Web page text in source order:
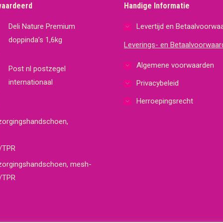
Deli Nature Premium
doppinda’s 1,6kg
Post nl postzegel
internationaal
mesh-
Handige Informatie
Levertijd en
Leverings- en
Algemene voorwaarden
Privacybeleid
Herroepingsrecht